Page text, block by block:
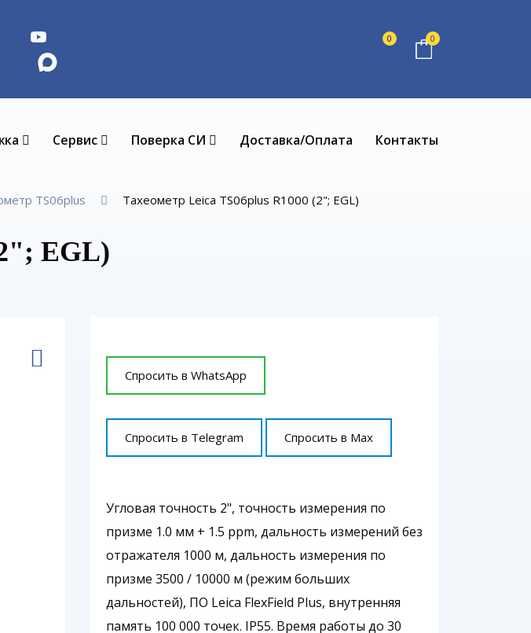
0 0
Сервис Поверка СИ Доставка/Оплата Контакты
TS06plus Тахеометр Leica TS06plus R1000 (2"; EGL)
EGL)
Спросить в WhatsApp
Спросить в Telegram Спросить в Max
Угловая точность 2", точность измерения по
призме 1.0 мм + 1.5 ррm, дальность измерений без
отражателя 1000 м, дальность измерения по
призме 3500 / 10000 м (режим больших
дальностей), ПО Leica FlexField Plus, внутренняя
память 100 000 точек. IP55. Время работы до 30